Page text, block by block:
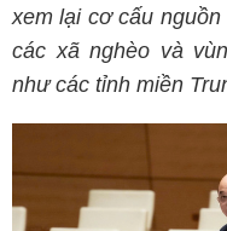
xem lại cơ cấu
các xã nghèo và
như các tỉnh miền